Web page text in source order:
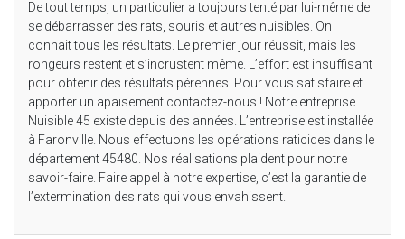
De tout temps, un particulier a toujours tenté par lui-même de
se débarrasser des rats, souris et autres nuisibles. On
connait tous les résultats. Le premier jour réussit, mais les
rongeurs restent et s’incrustent même. L’effort est insuffisant
pour obtenir des résultats pérennes. Pour vous satisfaire et
apporter un apaisement contactez-nous ! Notre entreprise
Nuisible 45 existe depuis des années. L’entreprise est installée
à Faronville. Nous effectuons les opérations raticides dans le
département 45480. Nos réalisations plaident pour notre
savoir-faire. Faire appel à notre expertise, c’est la garantie de
l’extermination des rats qui vous envahissent.